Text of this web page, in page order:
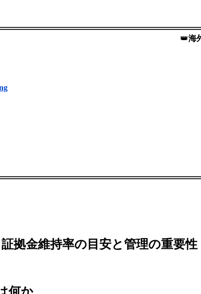
👑海
拠金維持率の目安と管理の重要性
何か